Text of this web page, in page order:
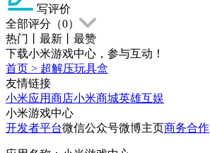
写评价
全部评分（0）
热门
最新
最赞
下载小米游戏中心，参与互动！
首页 > 超解压玩具盒
友情链接
小米应用商店小米商城英雄互娱
小米游戏中心
开发者平台微信公众号微博主页商务合作